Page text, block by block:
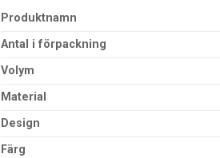
Produktnamn
Antal i förpackning
Volym
Material
Design
Färg